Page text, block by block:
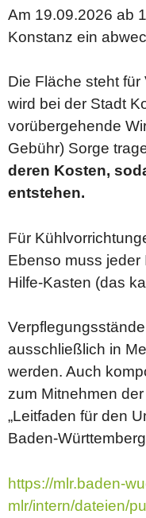
Am 19.09.2026 ab
Konstanz ein
Die Fläche steht für
wird bei der Stadt
vorübergehende
Gebühr) Sorge
deren Kosten,
entstehen.
Für
Ebenso muss jeder
Hilfe-Kasten (das
ausschließlich in
werden. Auch
zum Mitnehmen
„Leitfaden für den
Baden-
https://mlr.baden-
mlr/intern/dateien/